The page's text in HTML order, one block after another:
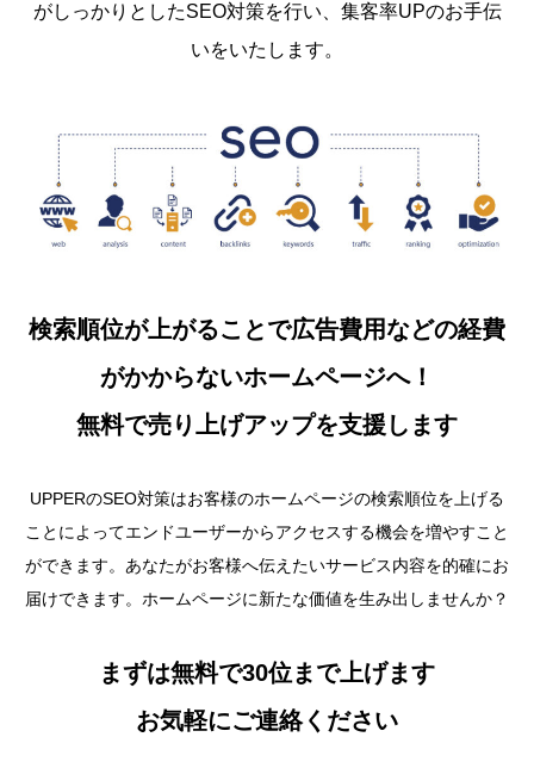
がしっかりとしたSEO対策を行い、集客率UPのお手伝
いをいたします。
検索順位が上がることで広告費用などの経費
がかからないホームページへ！
無料で売り上げアップを支援します
UPPERのSEO対策はお客様のホームページの検索順位を上げる
ことによってエンドユーザーからアクセスする機会を増やすこと
ができます。あなたがお客様へ伝えたいサービス内容を的確にお
届けできます。ホームページに新たな価値を生み出しませんか？
まずは無料で30位まで上げます
お気軽にご連絡ください